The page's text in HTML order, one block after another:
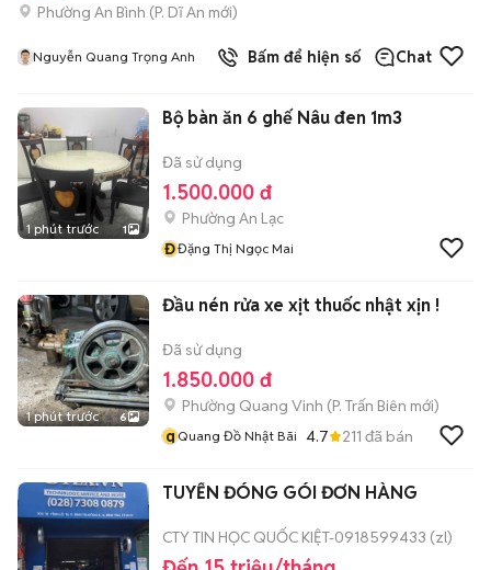
Phường An Bình (P. Dĩ An mới)
Nguyễn Quang Trọng Anh Bấm để hiện số Chat
1 phút trước 1
Bộ bàn ăn 6 ghế Nâu đen 1m3
Đã sử dụng
1.500.000 đ
Phường An Lạc
ĐĐặng Thị Ngọc Mai
1 phút trước 6
Đầu nén rửa xe xịt thuốc nhật xịn !
Đã sử dụng
1.850.000 đ
Phường Quang Vinh (P. Trấn Biên mới)
qQuang Đồ Nhật Bãi 4.7 211 đã bán
TUYỂN ĐÓNG GÓI ĐƠN HÀNG
CTY TIN HỌC QUỐC KIỆT-0918599433 (zl)